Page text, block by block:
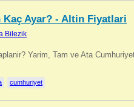
Kaç Ayar? - Altin Fiyatlari
Bilezik
Yarim, Tam ve Ata
cumhuriyet